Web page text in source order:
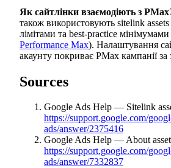
Як сайтлінки взаємодіють з
також використовують sitelink
лімітами та best-practice
Performance Max). Налаштування
акаунту покриває PMax кампанії
Sources
Google Ads Help — Sitelink
https://support.google.com/
ads/answer/2375416
Google Ads Help — About
https://support.google.com/
ads/answer/7332837